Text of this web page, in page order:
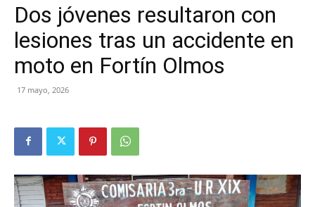
Dos jóvenes resultaron con
lesiones tras un accidente en
moto en Fortín Olmos
17 mayo, 2026